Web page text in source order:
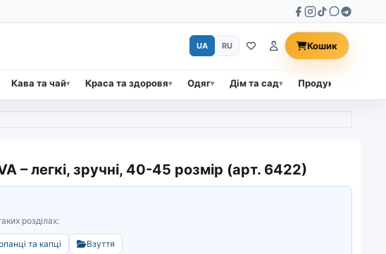
Кава та чай Краса та здоровя Одяг Дім та сад Продукти
UA RU Кошик
– легкі, зручні, 40-45 розмір (арт. 6422)
розділах:
та капці Взуття